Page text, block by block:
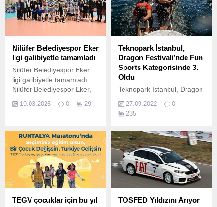
Nilüfer Belediyespor Eker
ligi galibiyetle tamamladı
Nilüfer Belediyespor Eker
ligi galibiyetle tamamladı
Nilüfer Belediyespor Eker,
Belediyesi Spor Kulübü’nü 3
19.03.2025 0 29
Teknopark İstanbul,
Dragon Festivali’nde Fun
Sports Kategorisinde 3.
Oldu
Teknopark İstanbul, Dragon
faaliyetlerdeki iddiasını
sürdürerek, çalışanlarından
Sports kategorisinde 3.
27.09.2022
0
235
TEGV çocuklar için bu yıl
TOSFED Yıldızını Arıyor